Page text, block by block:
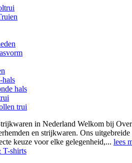
hals
hals
trui
in Nederland Welkom bij
en strijkwaren. Ons
keuze voor elke gelegenheid,... lees
T-shirts